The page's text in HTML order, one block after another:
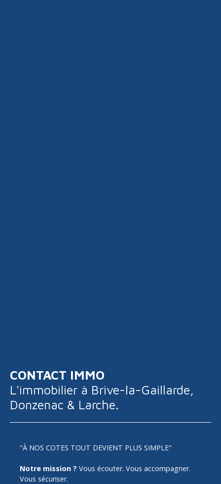
CONTACT IMMO
L'immobilier à Brive-la-Gaillarde,
Donzenac & Larche.
"À NOS COTES TOUT DEVIENT PLUS SIMPLE"
Notre mission ? Vous écouter. Vous accompagner.
Vous sécuriser.